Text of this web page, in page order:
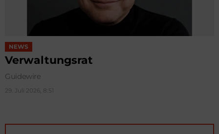
NEWS
Verwaltungsrat
Guidewire
29. Juli 2026, 8:51